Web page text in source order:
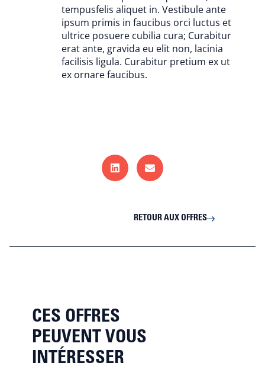
tempusfelis aliquet in. Vestibule ante
ipsum primis in faucibus orci luctus et
ultrice posuere cubilia cura; Curabitur
erat ante, gravida eu elit non, lacinia
facilisis ligula. Curabitur pretium ex ut
ex ornare faucibus.
RETOUR AUX OFFRES
CES OFFRES
PEUVENT VOUS
INTÉRESSER